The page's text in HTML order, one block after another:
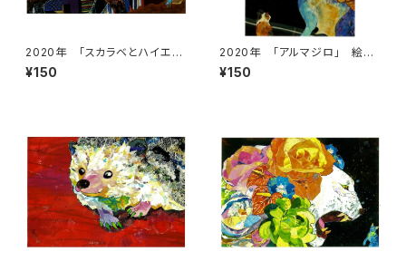
2020年 「スカラベとハイエ
ナ」 絵はがき
¥150
2020年 「アルマジロ」 絵は
がき
¥150